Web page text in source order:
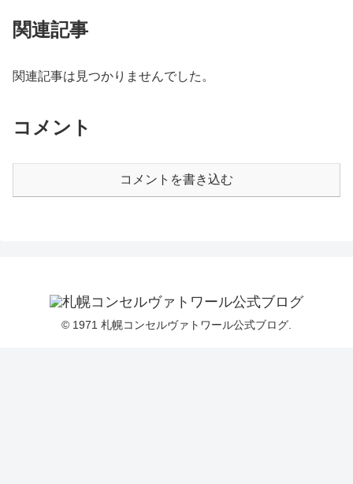
関連記事
関連記事は見つかりませんでした。
コメント
コメントを書き込む
© 1971 札幌コンセルヴァトワール公式ブログ.